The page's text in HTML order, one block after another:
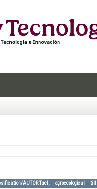
AUTOR/fuel,